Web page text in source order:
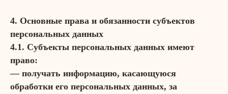
4. Основные права и обязанности субъектов
персональных данных
4.1. Субъекты персональных данных имеют
право:
— получать информацию, касающуюся
обработки его персональных данных, за